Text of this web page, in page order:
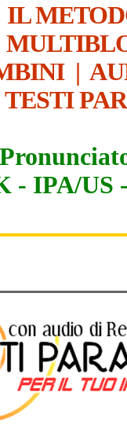
IL
|
TESTI
- IPA/US